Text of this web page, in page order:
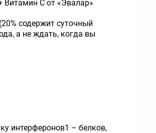
Витамин С от «Эвалар»
содержит суточный
а не ждать, когда вы
интерферонов1 – белков,